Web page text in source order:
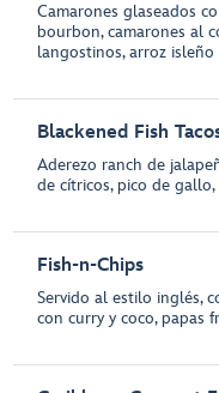
Camarones glaseados
bourbon, camarones al
langostinos, arroz isleño
Blackened Fish
Aderezo ranch de
de cítricos, pico de
Fish-n-Chips
Servido al estilo inglés,
con curry y coco, papas